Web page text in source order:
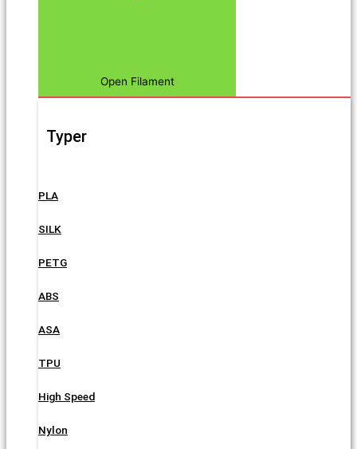
Open Filament
Typer
PLA
SILK
PETG
ABS
ASA
TPU
High Speed
Nylon